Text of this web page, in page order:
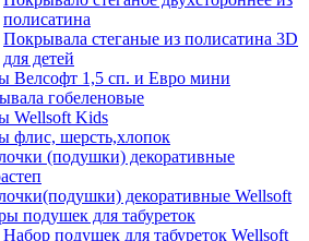
полисатина
Покрывала стеганые из полисатина 3D
для детей
Велсофт 1,5 сп. и Евро мини
гобеленовые
Wellsoft Kids
флис, шерсть,хлопок
(подушки) декоративные
декоративные Wellsoft
подушек для табуреток
Набор подушек для табуреток Wellsoft